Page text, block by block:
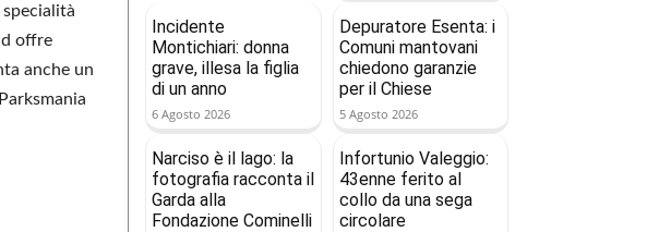
offre
anche un
Incidente
Montichiari: donna
grave, illesa la figlia
di un anno
6 Agosto 2026
Depuratore Esenta: i
Comuni mantovani
chiedono garanzie
per il Chiese
5 Agosto 2026
Narciso è il lago: la
fotografia racconta il
Garda alla
Fondazione Cominelli
Infortunio Valeggio:
43enne ferito al
collo da una sega
circolare